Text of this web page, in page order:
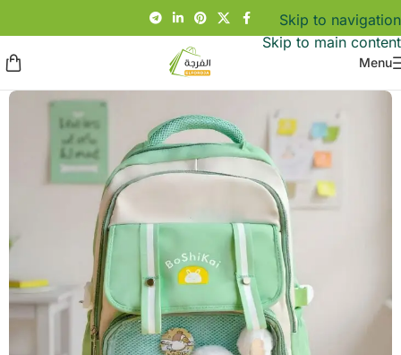
Skip to navigation
Skip to main content
Menu